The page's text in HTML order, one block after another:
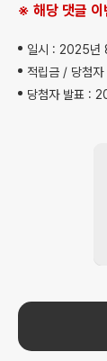
※ 해당 댓글 이
일시 : 2025년
적립금 / 당첨
당첨자 발표 :